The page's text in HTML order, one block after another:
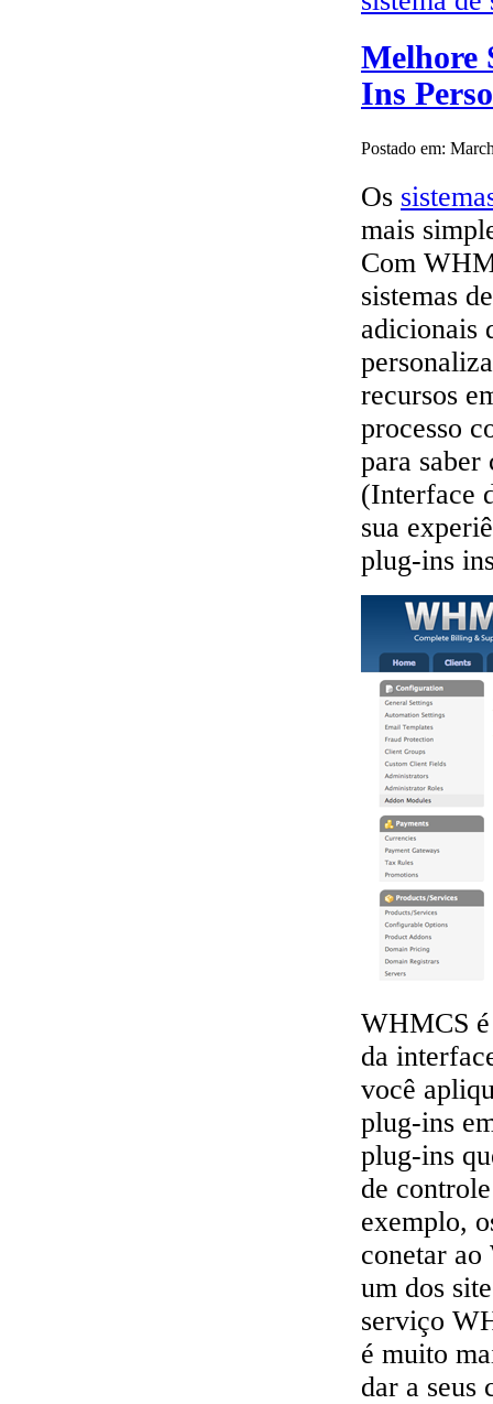
Melhore
Ins
Postado em:
Os
mais
Com
sistemas
adicionais
recursos
processo
para saber
(Interface
sua
plug-ins
WHMCS é
da
você
plug-ins
plug-ins
de
exemplo,
conetar ao
um dos
serviço
é muito
dar a seus